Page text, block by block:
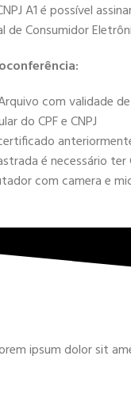
A1 é possível
de Consumidor
com validade de
do CPF e CNPJ
é necessário ter
com camera e
ipsum dolor sit